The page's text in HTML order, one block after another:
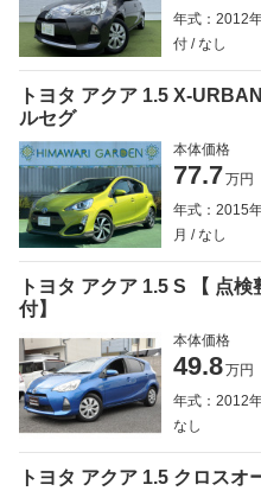
年式：2012
付
なし
トヨタ アクア 1.5 X-
ルセグ
本体価格
77.7万円
年式：2015
月
なし
トヨタ アクア 1.5 S 【 点
付】
本体価格
49.8万円
年式：2012
なし
トヨタ アクア 1.5 クロス